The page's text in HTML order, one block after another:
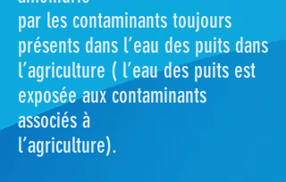
par les contaminants toujours
présents dans l’eau des puits dans
l’agriculture ( l’eau des puits est
exposée aux contaminants
associés à
l’agriculture).